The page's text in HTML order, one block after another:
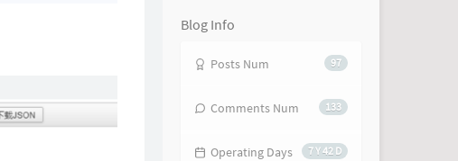
Blog Info
97
Posts Num
133
Comments Num
7 Y 42 D
Operating Days